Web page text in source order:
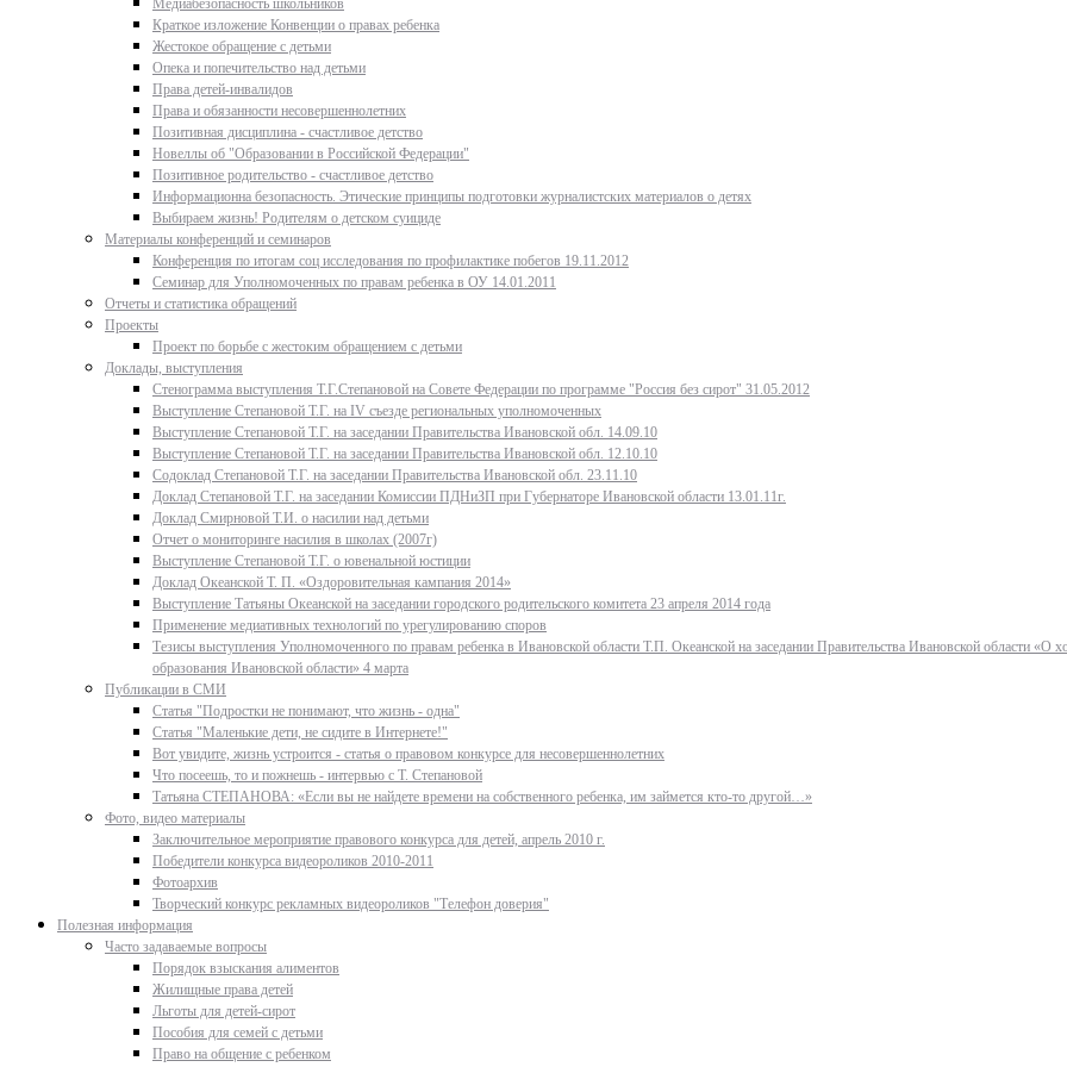
Медиабезопасность школьников
Краткое изложение Конвенции о правах ребенка
Жестокое обращение с детьми
Опека и попечительство над детьми
Права детей-инвалидов
Права и обязанности несовершеннолетних
Позитивная дисциплина - счастливое детство
Новеллы об "Образовании в Российской Федерации"
Позитивное родительство - счастливое детство
Информационна безопасность. Этические принципы подготовки журналистских материалов о детях
Выбираем жизнь! Родителям о детском суициде
Материалы конференций и семинаров
Конференция по итогам соц исследования по профилактике побегов 19.11.2012
Семинар для Уполномоченных по правам ребенка в ОУ 14.01.2011
Отчеты и статистика обращений
Проекты
Проект по борьбе с жестоким обращением с детьми
Доклады, выступления
Стенограмма выступления Т.Г.Степановой на Совете Федерации по программе "Россия без сирот" 31.05.2012
Выступление Степановой Т.Г. на IV съезде региональных уполномоченных
Выступление Степановой Т.Г. на заседании Правительства Ивановской обл. 14.09.10
Выступление Степановой Т.Г. на заседании Правительства Ивановской обл. 12.10.10
Содоклад Степановой Т.Г. на заседании Правительства Ивановской обл. 23.11.10
Доклад Степановой Т.Г. на заседании Комиссии ПДНиЗП при Губернаторе Ивановской области 13.01.11г.
Доклад Смирновой Т.И. о насилии над детьми
Отчет о мониторинге насилия в школах (2007г)
Выступление Степановой Т.Г. о ювенальной юстиции
Доклад Океанской Т. П. «Оздоровительная кампания 2014»
Выступление Татьяны Океанской на заседании городского родительского комитета 23 апреля 2014 года
Применение медиативных технологий по урегулированию споров
Тезисы выступления Уполномоченного по правам ребенка в Ивановской области Т.П. Океанской на заседании Правительства Ивановской области «О
образования Ивановской области» 4 марта
Публикации в СМИ
Статья "Подростки не понимают, что жизнь - одна"
Статья "Маленькие дети, не сидите в Интернете!"
Вот увидите, жизнь устроится - статья о правовом конкурсе для несовершеннолетних
Что посеешь, то и пожнешь - интервью с Т. Степановой
Татьяна СТЕПАНОВА: «Если вы не найдете времени на собственного ребенка, им займется кто-то другой…»
Фото, видео материалы
Заключительное мероприятие правового конкурса для детей, апрель 2010 г.
Победители конкурса видеороликов 2010-2011
Фотоархив
Творческий конкурс рекламных видеороликов "Телефон доверия"
Полезная информация
Часто задаваемые вопросы
Порядок взыскания алиментов
Жилищные права детей
Льготы для детей-сирот
Пособия для семей с детьми
Право на общение с ребенком